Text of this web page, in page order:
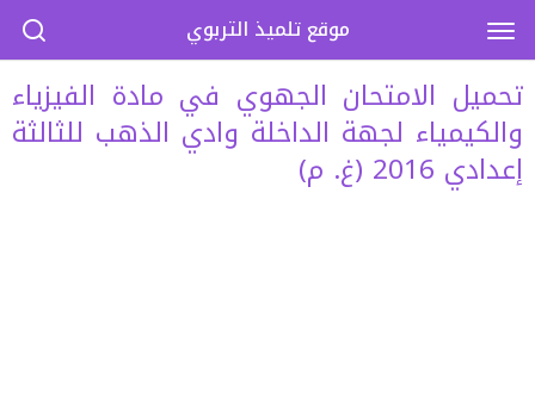
تحميل الامتحان الجهوي في مادة الفيزياء
والكيمياء لجهة الداخلة وادي الذهب للثالثة
إعدادي 2016 (غ. م)
موقع تلميذ التربوي